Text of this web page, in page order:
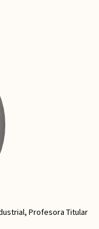
Profesora Titular